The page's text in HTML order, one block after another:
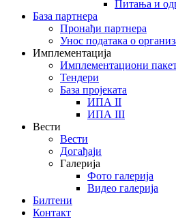
Питања и
База партнера
Пронађи партнера
Унос података о
Имплементација
Имплементациони
Тендери
База пројеката
ИПА II
ИПА III
Вести
Вести
Догађаји
Галерија
Фото галерија
Видео галерија
Билтени
Контакт